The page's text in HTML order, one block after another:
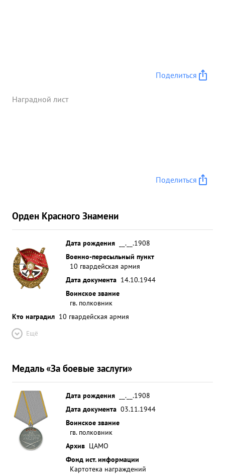
Поделиться
Наградной лист
Поделиться
Орден Красного Знамени
Дата рождения
__.__.1908
Военно-пересыльный пункт
10 гвардейская армия
Дата документа 14.10.1944
Воинское звание
гв. полковник
Кто наградил 10 гвардейская армия
Ещё
Медаль «За боевые заслуги»
Дата рождения
__.__.1908
Дата документа 03.11.1944
Воинское звание
гв. полковник
Архив ЦАМО
Фонд ист. информации
Картотека награждений